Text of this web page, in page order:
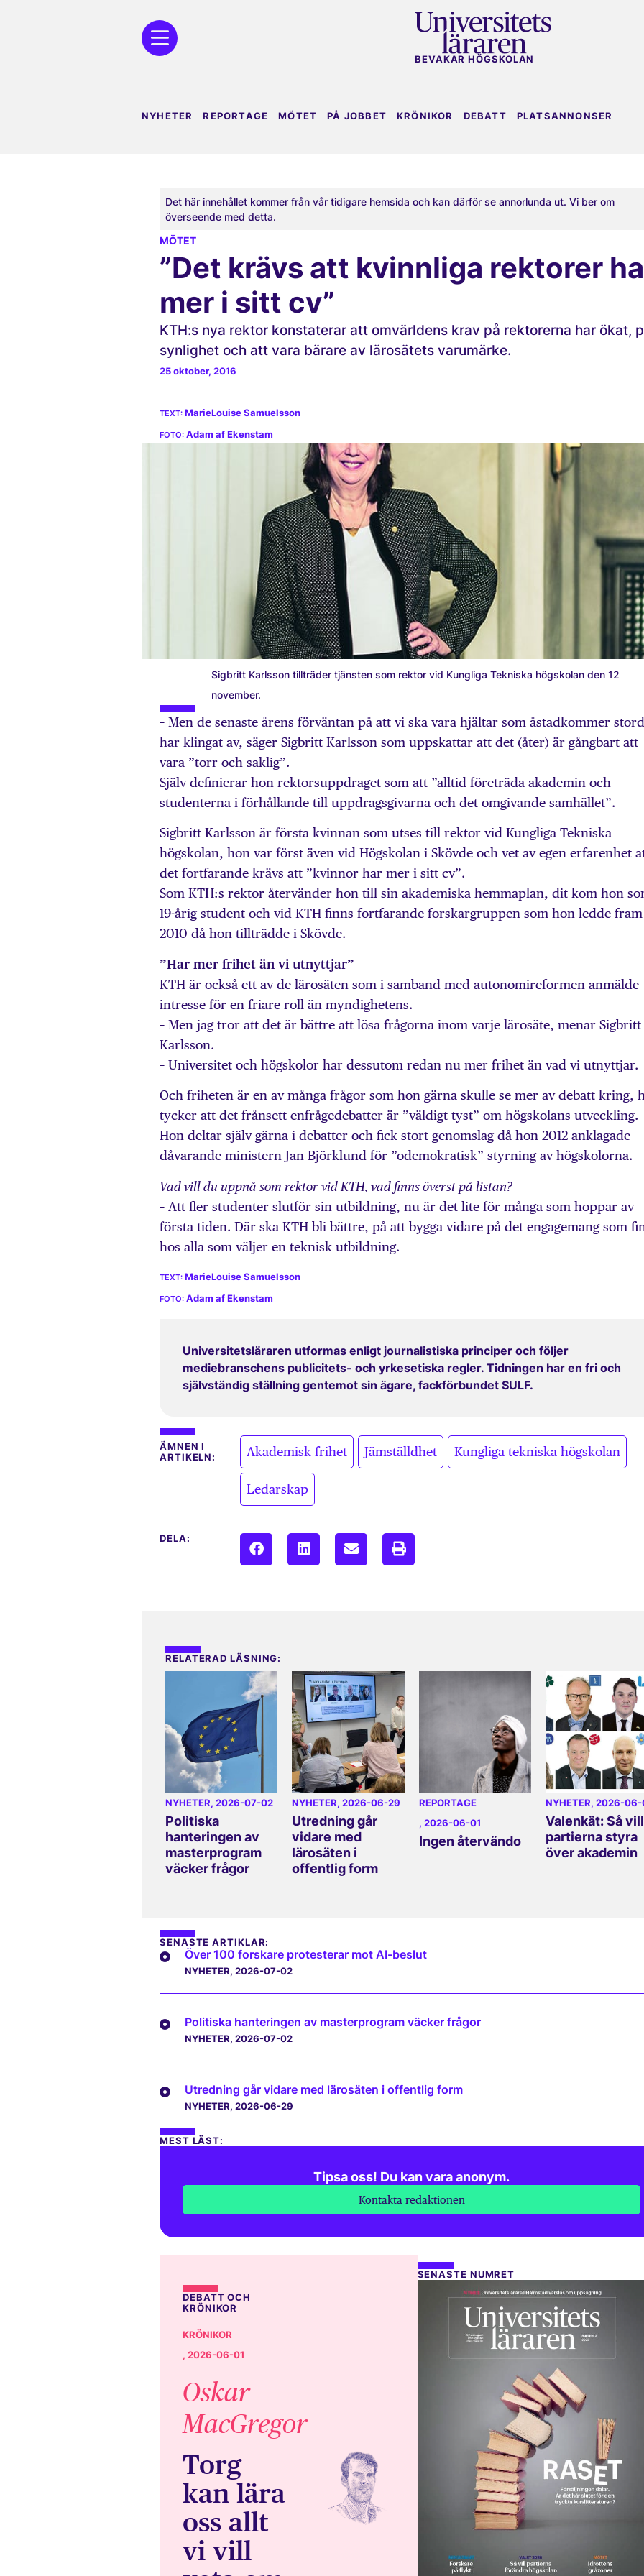
BEVAKAR HÖGSKOLAN
NYHETER REPORTAGE MÖTET PÅ JOBBET KRÖNIKOR DEBATT PLATSANNONSER
Det här innehållet kommer från vår tidigare hemsida och kan därför se annorlunda ut. Vi ber om
överseende med detta.
MÖTET
”Det krävs att kvinnliga rektorer
mer i sitt cv”
KTH:s nya rektor konstaterar att omvärldens krav på rektorerna har ökat,
synlighet och att vara bärare av lärosätets varumärke.
25 oktober, 2016
MarieLouise Samuelsson
Adam af Ekenstam
Sigbritt Karlsson tillträder tjänsten som rektor vid Kungliga Tekniska högskolan den 12
november.
– Men de senaste årens förväntan på att vi ska vara hjältar som åstadkommer
har klingat av, säger Sigbritt Karlsson som uppskattar att det (åter) är gångbart att
vara ”torr och saklig”.
Själv definierar hon rektorsuppdraget som att ”alltid företräda akademin och
studenterna i förhållande till uppdragsgivarna och det omgivande samhället”.
Sigbritt Karlsson är första kvinnan som utses till rektor vid Kungliga Tekniska
högskolan, hon var först även vid Högskolan i Skövde och vet av egen erfarenhet
det fortfarande krävs att ”kvinnor har mer i sitt cv”.
Som KTH:s rektor återvänder hon till sin akademiska hemmaplan, dit kom hon
19-årig student och vid KTH finns fortfarande forskargruppen som hon ledde
2010 då hon tillträdde i Skövde.
”Har mer frihet än vi utnyttjar”
KTH är också ett av de lärosäten som i samband med autonomireformen anmälde
intresse för en friare roll än myndighetens.
– Men jag tror att det är bättre att lösa frågorna inom varje lärosäte, menar Sigbritt
Karlsson.
– Universitet och högskolor har dessutom redan nu mer frihet än vad vi utnyttjar.
Och friheten är en av många frågor som hon gärna skulle se mer av debatt kring,
tycker att det frånsett enfrågedebatter är ”väldigt tyst” om högskolans utveckling.
Hon deltar själv gärna i debatter och fick stort genomslag då hon 2012 anklagade
dåvarande ministern Jan Björklund för ”odemokratisk” styrning av högskolorna.
Vad vill du uppnå som rektor vid KTH, vad finns överst på listan?
– Att fler studenter slutför sin utbildning, nu är det lite för många som hoppar av
första tiden. Där ska KTH bli bättre, på att bygga vidare på det engagemang som
hos alla som väljer en teknisk utbildning.
MarieLouise Samuelsson
Adam af Ekenstam
Universitetsläraren utformas enligt journalistiska principer och följer
mediebranschens publicitets- och yrkesetiska regler. Tidningen har en fri och
självständig ställning gentemot sin ägare, fackförbundet SULF.
ÄMNEN I
ARTIKELN:
Akademisk frihet Jämställdhet Kungliga tekniska högskolan
Ledarskap
DELA:
RELATERAD LÄSNING:
NYHETER, 2026-07-02
Politiska
hanteringen av
masterprogram
väcker frågor
NYHETER, 2026-06-29
Utredning går
vidare med
lärosäten i
offentlig form
REPORTAGE
, 2026-06-01
Ingen återvändo
NYHETER, 2026-06-
Valenkät: Så vill
partierna styra
över akademin
SENASTE ARTIKLAR:
Över 100 forskare protesterar mot AI-beslut
NYHETER, 2026-07-02
Politiska hanteringen av masterprogram väcker frågor
NYHETER, 2026-07-02
Utredning går vidare med lärosäten i offentlig form
NYHETER, 2026-06-29
MEST LÄST:
Tipsa oss! Du kan vara anonym.
Kontakta redaktionen
DEBATT OCH
KRÖNIKOR
KRÖNIKOR
, 2026-06-01
Oskar
MacGregor
Torg
kan lära
oss allt
vi vill
SENASTE NUMRET